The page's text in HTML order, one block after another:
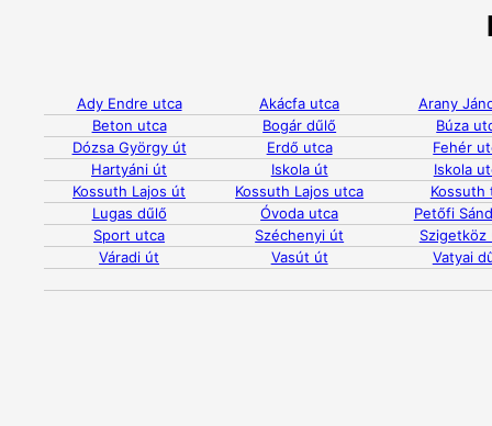
Ady Endre utca Akácfa utca
Arany
Beton utca
Bogár dűlő
Búza
Dózsa György út
Erdő utca
Fehér
Hartyáni út
Iskola út
Iskola
Kossuth Lajos út
Kossuth Lajos utca
Kossuth
Lugas dűlő
Óvoda utca
Petőfi
Sport utca
Széchenyi út
Szigetköz
Váradi út
Vasút út Vatyai